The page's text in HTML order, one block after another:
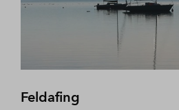
Feldafing